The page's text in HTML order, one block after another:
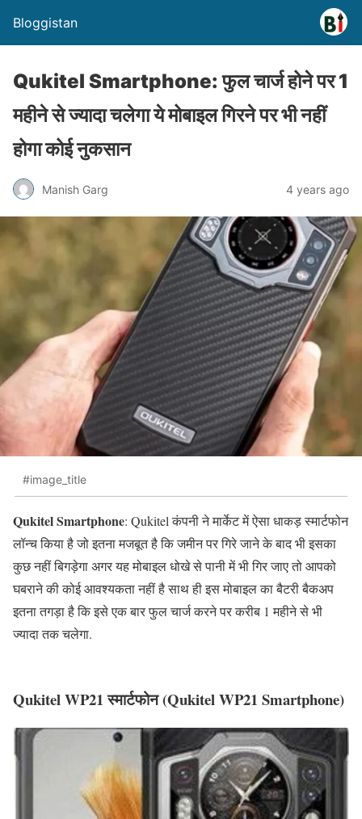
Bloggistan
Qukitel Smartphone: फुल चार्ज होने पर 1
महीने से ज्यादा चलेगा ये मोबाइल गिरने पर भी नहीं
होगा कोई नुकसान
Manish Garg 4 years ago
#image_title
Qukitel Smartphone: Qukitel कंपनी ने मार्केट में ऐसा धाकड़ स्मार्टफोन
लॉन्च किया है जो इतना मजबूत है कि जमीन पर गिरे जाने के बाद भी इसका
कुछ नहीं बिगड़ेगा अगर यह मोबाइल धोखे से पानी में भी गिर जाए तो आपको
घबराने की कोई आवश्यकता नहीं है साथ ही इस मोबाइल का बैटरी बैकअप
इतना तगड़ा है कि इसे एक बार फुल चार्ज करने पर करीब 1 महीने से भी
ज्यादा तक चलेगा.
Qukitel WP21 स्मार्टफोन (Qukitel WP21 Smartphone)